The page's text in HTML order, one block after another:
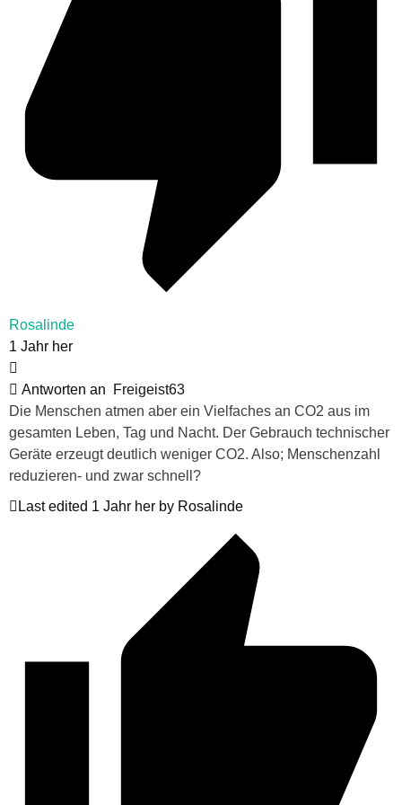
Rosalinde
1 Jahr her
Antworten an
Freigeist63
Die Menschen atmen aber ein Vielfaches an CO2 aus im
gesamten Leben, Tag und Nacht. Der Gebrauch technischer
Geräte erzeugt deutlich weniger CO2. Also; Menschenzahl
reduzieren- und zwar schnell?
Last edited 1 Jahr her by Rosalinde